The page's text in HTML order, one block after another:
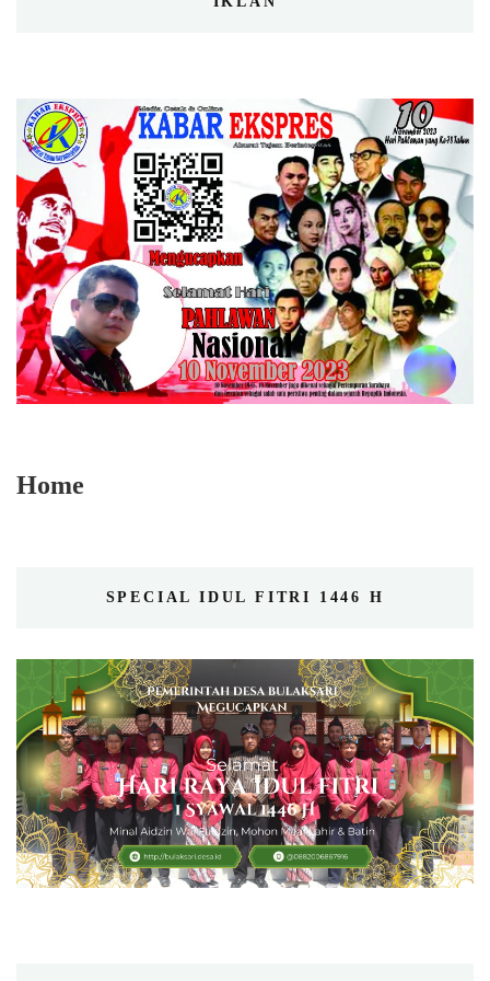
Home
SPECIAL IDUL FITRI 1446 H